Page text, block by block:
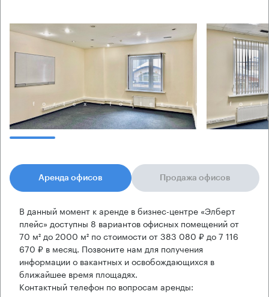
Аренда офисов Продажа офисов
В данный момент к аренде в бизнес-центре «Элберт
плейс» доступны 8 вариантов офисных помещений от
70 м² до 2000 м² по стоимости от 383 080 ₽ до 7 116
670 ₽ в месяц. Позвоните нам для получения
информации о вакантных и освобождающихся в
ближайшее время площадях.
Контактный телефон по вопросам аренды: